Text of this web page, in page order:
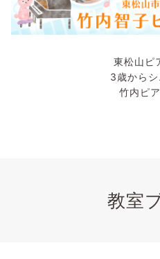
東松山ピ
3歳から
竹内ピ
教室